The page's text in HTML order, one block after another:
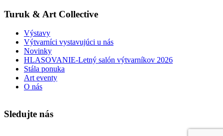
Turuk & Art Collective
Výstavy
Výtvarníci vystavujúci u nás
Novinky
HLASOVANIE-Letný salón výtvarníkov 2026
Stála ponuka
Art eventy
O nás
Sledujte nás